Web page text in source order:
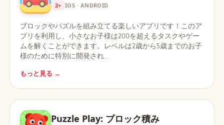
2+ IOS · ANDROID
ブロックやパズルを組み立てる楽しいアプリです！このア
プリを利用し、小さなお子様は200を超えるタスクやゲー
ムを解くことができます。レベルは2歳から5歳までのお子
様のために特別に開発され…
もっと見る →
Puzzle Play: ブロック積み